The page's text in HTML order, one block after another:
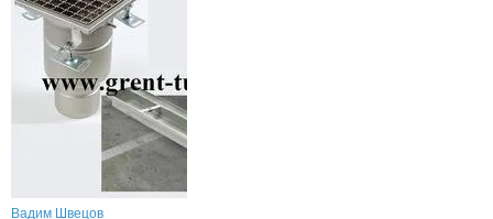
Вадим Швецов